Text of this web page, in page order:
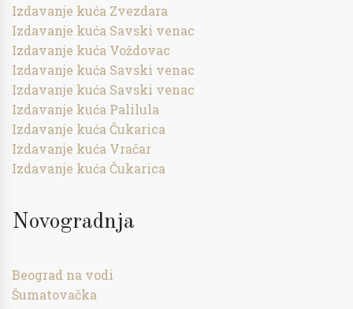
Izdavanje kuća Zvezdara
Izdavanje kuća Savski venac
Izdavanje kuća Voždovac
Izdavanje kuća Savski venac
Izdavanje kuća Savski venac
Izdavanje kuća Palilula
Izdavanje kuća Čukarica
Izdavanje kuća Vračar
Izdavanje kuća Čukarica
Novogradnja
Beograd na vodi
Šumatovačka